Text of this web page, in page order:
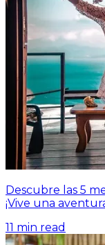
Descubre las 5
¡Vive una
11 min read